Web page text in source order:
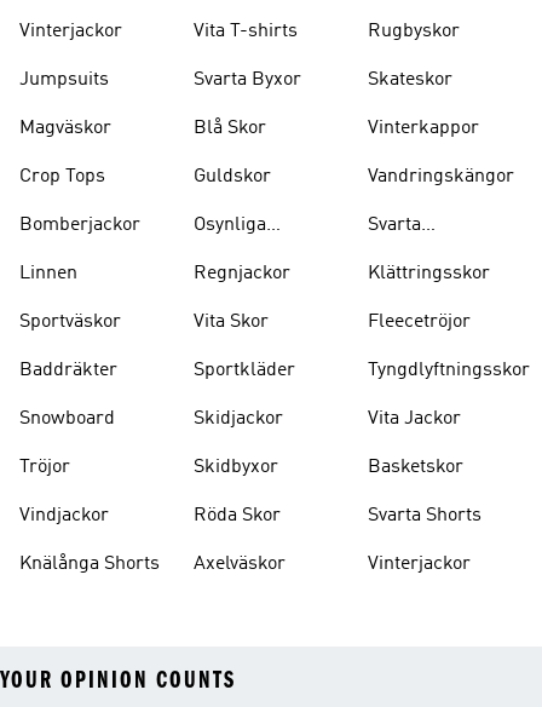
Vinterjackor
Jumpsuits
Magväskor
Crop Tops
Bomberjackor
Linnen
Sportväskor
Baddräkter
Snowboard
Tröjor
Vindjackor
Knälånga Shorts
Vita T-shirts
Svarta Byxor
Blå Skor
Guldskor
Osynliga
Regnjackor
Vita Skor
Sportkläder
Skidjackor
Skidbyxor
Röda Skor
Axelväskor
Rugbyskor
Skateskor
Vinterkappor
Vandringskängor
Svarta
Klättringsskor
Fleecetröjor
Tyngdlyftningsskor
Vita Jackor
Basketskor
Svarta Shorts
Vinterjackor
YOUR OPINION COUNTS